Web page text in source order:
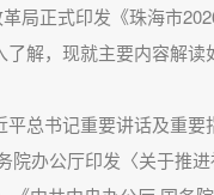
正式印发《珠海市
解，现就主要内容解读
书记重要讲话及重要
院办公厅印发〈关于推